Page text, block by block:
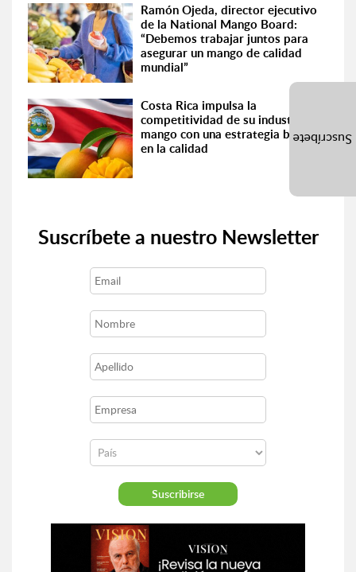
Ramón Ojeda, director ejecutivo
de la National Mango Board:
“Debemos trabajar juntos para
asegurar un mango de calidad
mundial”
Costa Rica impulsa la
competitividad de su industria del
mango con una estrategia basada
en la calidad
Suscríbete a nuestro Newsletter
Suscríbete